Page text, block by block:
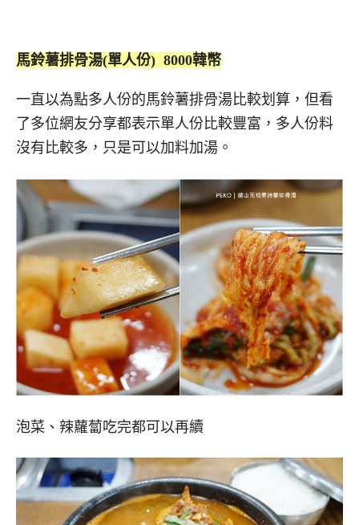
馬鈴薯排骨湯(單人份) 8000韓幣
一直以為點多人份的馬鈴薯排骨湯比較划算，但看
了多位網友分享都表示單人份比較豐富，多人份料
沒有比較多，只是可以加料加湯。
泡菜、辣蘿蔔吃完都可以再續